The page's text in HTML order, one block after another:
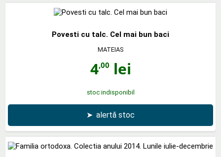
Povesti cu talc. Cel mai bun baci
MATEIAS
4,00 lei
stoc indisponibil
➤ alertă stoc